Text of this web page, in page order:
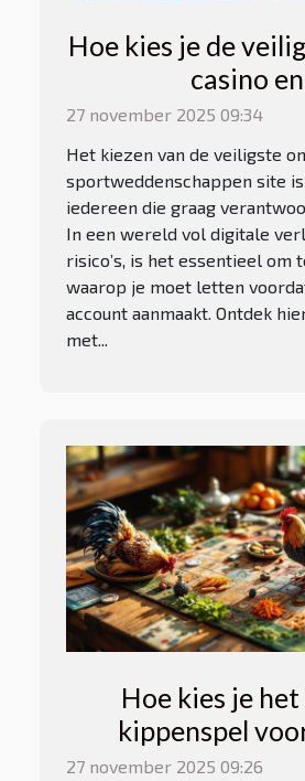
Hoe kies je de
casino en
27 november 2025 09:34
Het kiezen van de veiligste
sportweddenschappen site
iedereen die graag
In een wereld vol digitale
risico’s, is het essentieel om
waarop je moet letten
account aanmaakt. Ontdek
met...
Hoe kies je
kippenspel
speelstijl?
27 november 2025 09:26